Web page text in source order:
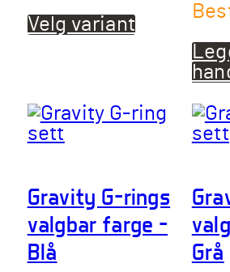
Velg variant
produktet
varianter.
Gravity G-rings
valgbar farge –
Blå
Grå